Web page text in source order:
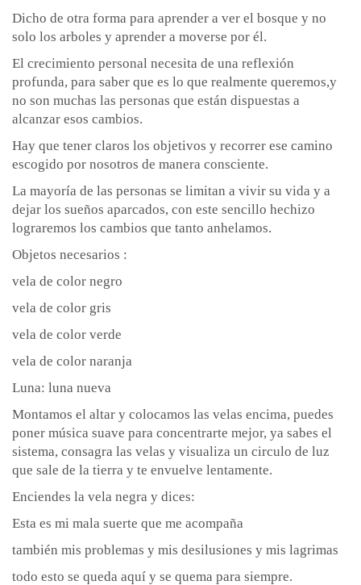
Dicho de otra forma para aprender a ver el bosque y no
solo los arboles y aprender a moverse por él.
El crecimiento personal necesita de una reflexión
profunda, para saber que es lo que realmente queremos,y
no son muchas las personas que están dispuestas a
alcanzar esos cambios.
Hay que tener claros los objetivos y recorrer ese camino
escogido por nosotros de manera consciente.
La mayoría de las personas se limitan a vivir su vida y a
dejar los sueños aparcados, con este sencillo hechizo
lograremos los cambios que tanto anhelamos.
Objetos necesarios :
vela de color negro
vela de color gris
vela de color verde
vela de color naranja
Luna: luna nueva
Montamos el altar y colocamos las velas encima, puedes
poner música suave para concentrarte mejor, ya sabes el
sistema, consagra las velas y visualiza un circulo de luz
que sale de la tierra y te envuelve lentamente.
Enciendes la vela negra y dices:
Esta es mi mala suerte que me acompaña
también mis problemas y mis desilusiones y mis lagrimas
todo esto se queda aquí y se quema para siempre.